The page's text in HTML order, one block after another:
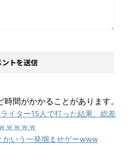
間がかかることがあります。
イター15人で打った結果、総差
ｗｗｗｗ
かいう一発掴ませゲーwww